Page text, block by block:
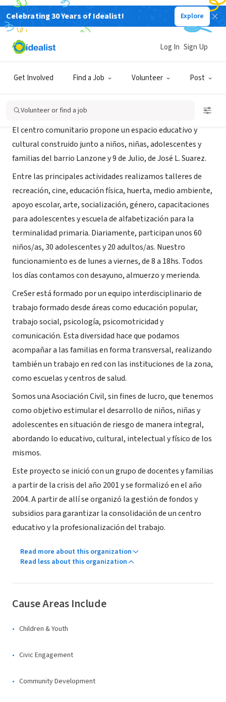
Celebrating 30 Years of Idealist! Explore
Get Involved Find a Job Volunteer Post
Log In Sign Up
Volunteer or find a job
NONPROFIT
CreSer
El centro comunitario propone un espacio educativo y
cultural construido junto a niños, niñas, adolescentes y
familias del barrio Lanzone y 9 de Julio, de José L. Suarez.
Entre las principales actividades realizamos talleres de
recreación, cine, educación física, huerta, medio ambiente,
apoyo escolar, arte, socialización, género, capacitaciones
para adolescentes y escuela de alfabetización para la
terminalidad primaria. Diariamente, participan unos 60
niños/as, 30 adolescentes y 20 adultos/as. Nuestro
funcionamiento es de lunes a viernes, de 8 a 18hs. Todos
los días contamos con desayuno, almuerzo y merienda.
CreSer está formado por un equipo interdisciplinario de
trabajo formado desde áreas como educación popular,
trabajo social, psicología, psicomotricidad y
comunicación. Esta diversidad hace que podamos
acompañar a las familias en forma transversal, realizando
también un trabajo en red con las instituciones de la zona,
como escuelas y centros de salud.
Somos una Asociación Civil, sin fines de lucro, que tenemos
como objetivo estimular el desarrollo de niños, niñas y
adolescentes en situación de riesgo de manera integral,
abordando lo educativo, cultural, intelectual y físico de los
mismos.
Este proyecto se inició con un grupo de docentes y familias
a partir de la crisis del año 2001 y se formalizó en el año
2004. A partir de allí se organizó la gestión de fondos y
subsidios para garantizar la consolidación de un centro
educativo y la profesionalización del trabajo.
Read more about this organization
Read less about this organization
Cause Areas Include
Children & Youth
Civic Engagement
Community Development